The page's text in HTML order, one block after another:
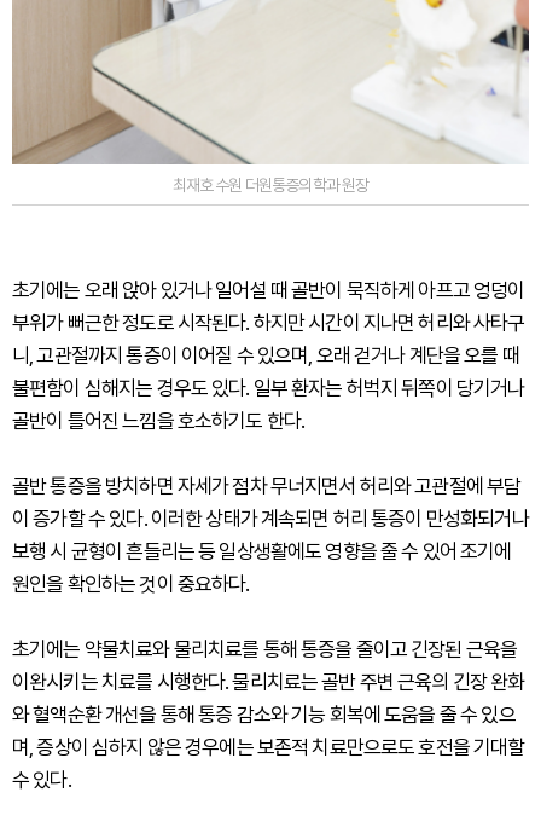
최재호 수원 더원통증의학과 원장
초기에는 오래 앉아 있거나 일어설 때 골반이 묵직하게 아프고 엉덩이
부위가 뻐근한 정도로 시작된다. 하지만 시간이 지나면 허리와 사타구
니, 고관절까지 통증이 이어질 수 있으며, 오래 걷거나 계단을 오를 때
불편함이 심해지는 경우도 있다. 일부 환자는 허벅지 뒤쪽이 당기거나
골반이 틀어진 느낌을 호소하기도 한다.
골반 통증을 방치하면 자세가 점차 무너지면서 허리와 고관절에 부담
이 증가할 수 있다. 이러한 상태가 계속되면 허리 통증이 만성화되거나
보행 시 균형이 흔들리는 등 일상생활에도 영향을 줄 수 있어 조기에
원인을 확인하는 것이 중요하다.
초기에는 약물치료와 물리치료를 통해 통증을 줄이고 긴장된 근육을
이완시키는 치료를 시행한다. 물리치료는 골반 주변 근육의 긴장 완화
와 혈액순환 개선을 통해 통증 감소와 기능 회복에 도움을 줄 수 있으
며, 증상이 심하지 않은 경우에는 보존적 치료만으로도 호전을 기대할
수 있다.